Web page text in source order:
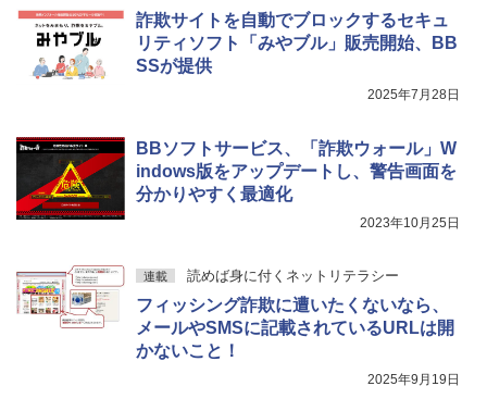
詐欺サイトを自動でブロックするセキュ
リティソフト「みやブル」販売開始、BB
SSが提供
2025年7月28日
BBソフトサービス、「詐欺ウォール」W
indows版をアップデートし、警告画面を
分かりやすく最適化
2023年10月25日
連載 読めば身に付くネットリテラシー
フィッシング詐欺に遭いたくないなら、
メールやSMSに記載されているURLは開
かないこと！
2025年9月19日